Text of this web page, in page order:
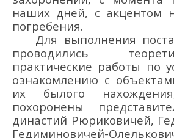
наших дней, с акцентом
погребения.
Для выполнения
проводились
практические работы по
ознакомлению с
их былого нахождения
похоронены
династий Рюриковичей,
Гедиминовичей-